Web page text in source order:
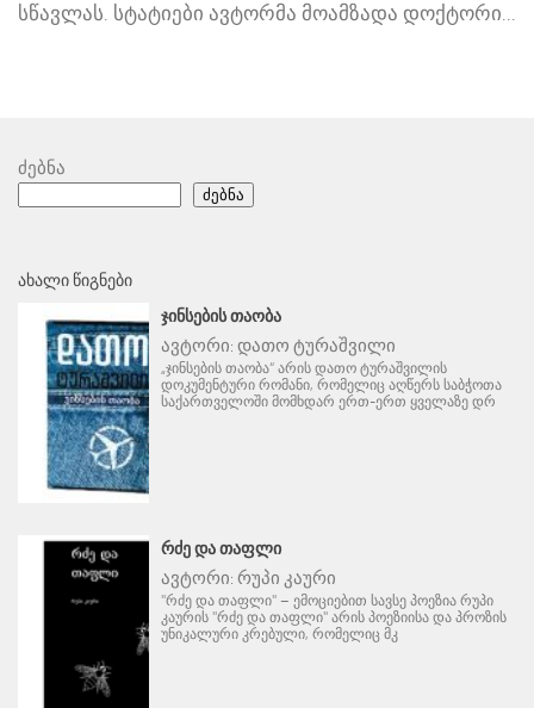
სწავლას. სტატიები ავტორმა მოამზადა დოქტორი...
ძებნა
ძებნა
ᲐᲮᲐᲚᲘ ᲬᲘᲒᲜᲔᲑᲘ
ᲯᲘᲜᲡᲔᲑᲘᲡ ᲗᲐᲝᲑᲐ
ავტორი: დათო ტურაშვილი
„ჯინსების თაობა“ არის დათო ტურაშვილის
დოკუმენტური რომანი, რომელიც აღწერს საბჭოთა
საქართველოში მომხდარ ერთ-ერთ ყველაზე დრ
ᲠᲫᲔ ᲓᲐ ᲗᲐᲤᲚᲘ
ავტორი: რუპი კაური
"რძე და თაფლი" – ემოციებით სავსე პოეზია რუპი
კაურის "რძე და თაფლი" არის პოეზიისა და პროზის
უნიკალური კრებული, რომელიც მკ